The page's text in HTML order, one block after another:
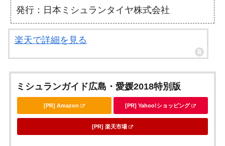
発行：日本ミシュランタイヤ株式会社
楽天で詳細を見る
ミシュランガイド広島・愛媛2018特別版
[PR] Amazon [PR] Yahoo!ショッピング
[PR] 楽天市場